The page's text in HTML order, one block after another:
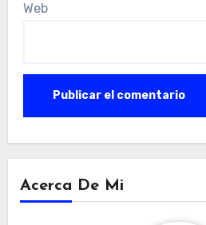
Web
Acerca De Mi